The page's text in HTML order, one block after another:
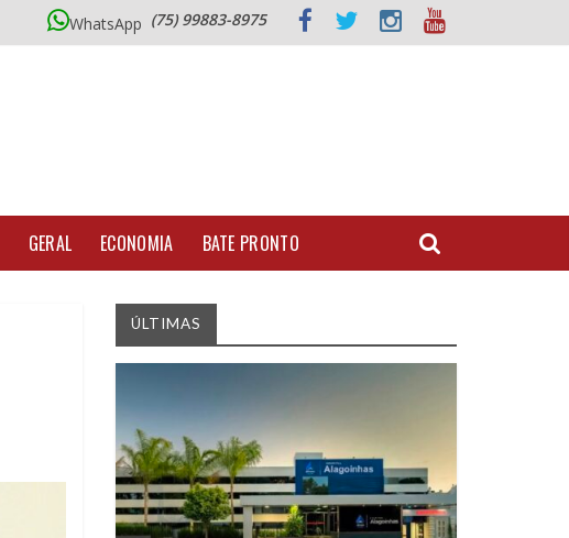
WhatsApp (75) 99883-8975
GERAL ECONOMIA BATE PRONTO
ÚLTIMAS